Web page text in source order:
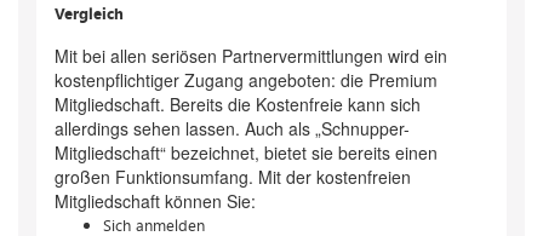
Vergleich
Mit bei allen seriösen Partnervermittlungen wird ein
kostenpflichtiger Zugang angeboten: die Premium
Mitgliedschaft. Bereits die Kostenfreie kann sich
allerdings sehen lassen. Auch als „Schnupper-
Mitgliedschaft“ bezeichnet, bietet sie bereits einen
großen Funktionsumfang. Mit der kostenfreien
Mitgliedschaft können Sie:
Sich anmelden